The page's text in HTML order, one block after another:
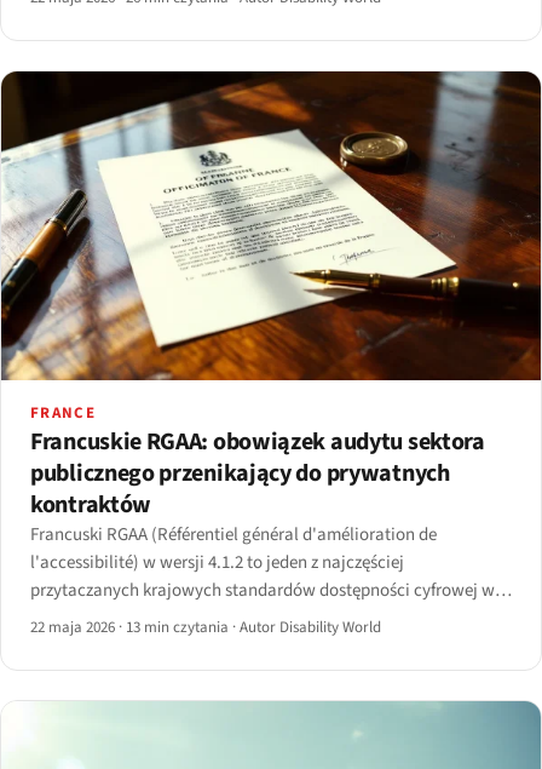
FRANCE
Francuskie RGAA: obowiązek audytu sektora
publicznego przenikający do prywatnych
kontraktów
Francuski RGAA (Référentiel général d'amélioration de
l'accessibilité) w wersji 4.1.2 to jeden z najczęściej
przytaczanych krajowych standardów dostępności cyfrowej w
Europie.
22 maja 2026 · 13 min czytania ·Autor Disability World